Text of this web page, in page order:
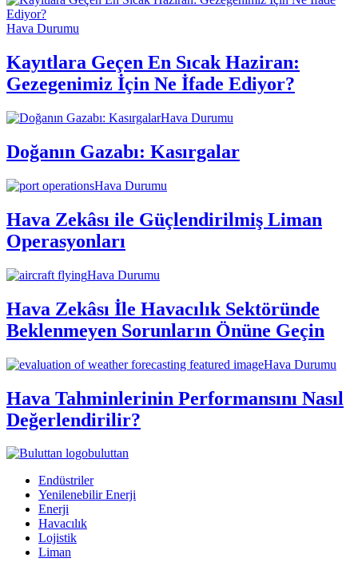
Hava Durumu
Kayıtlara Geçen En Sıcak Haziran:
Gezegenimiz İçin Ne İfade Ediyor?
Hava Durumu
Doğanın Gazabı: Kasırgalar
Hava Durumu
Hava Zekâsı ile Güçlendirilmiş Liman
Operasyonları
Hava Durumu
Hava Zekâsı İle Havacılık Sektöründe
Beklenmeyen Sorunların Önüne Geçin
Hava Durumu
Hava Tahminlerinin Performansını Nasıl
Değerlendirilir?
buluttan
Endüstriler
Yenilenebilir Enerji
Enerji
Havacılık
Lojistik
Liman